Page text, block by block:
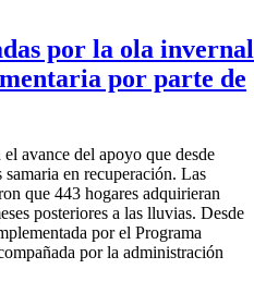
por la ola invernal
por parte de
avance del apoyo que desde
en recuperación. Las
que 443 hogares adquirieran
posteriores a las lluvias. Desde
por el Programa
por la administración